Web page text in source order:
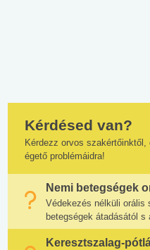
Kérdésed van?
Kérdezz orvos
égető problémáidra!
Nemi betegségek
Védekezés nélküli orális
betegségek átadásától s
Keresztszalag-